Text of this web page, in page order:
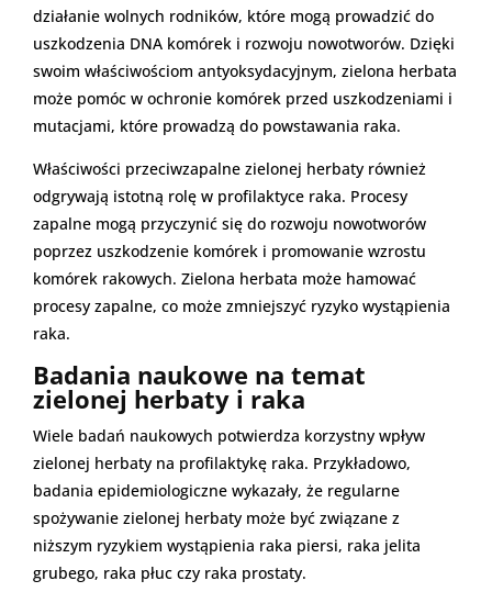
działanie wolnych rodników, które mogą prowadzić do
uszkodzenia DNA komórek i rozwoju nowotworów. Dzięki
swoim właściwościom antyoksydacyjnym, zielona herbata
może pomóc w ochronie komórek przed uszkodzeniami i
mutacjami, które prowadzą do powstawania raka.
Właściwości przeciwzapalne zielonej herbaty również
odgrywają istotną rolę w profilaktyce raka. Procesy
zapalne mogą przyczynić się do rozwoju nowotworów
poprzez uszkodzenie komórek i promowanie wzrostu
komórek rakowych. Zielona herbata może hamować
procesy zapalne, co może zmniejszyć ryzyko wystąpienia
raka.
Badania naukowe na temat
zielonej herbaty i raka
Wiele badań naukowych potwierdza korzystny wpływ
zielonej herbaty na profilaktykę raka. Przykładowo,
badania epidemiologiczne wykazały, że regularne
spożywanie zielonej herbaty może być związane z
niższym ryzykiem wystąpienia raka piersi, raka jelita
grubego, raka płuc czy raka prostaty.